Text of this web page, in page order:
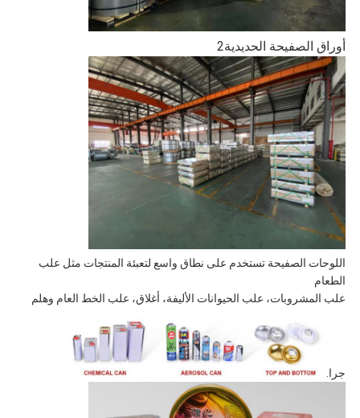
أوراق الصفيحة الحديدية2
اللوحات الصفيحة تستخدم على نطاق واسع لتعبئة المنتجات مثل علب
الطعام
علب المشروبات، علب الحيوانات الأليفة، أغلاق، علب الخط العام وهلم
جرا.